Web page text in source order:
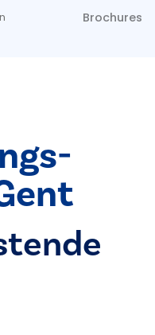
Brochures